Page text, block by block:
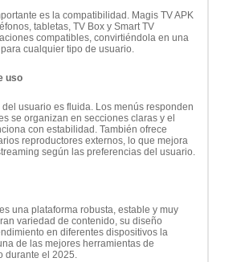
es la compatibilidad. Magis TV APK
tabletas, TV Box y Smart TV
compatibles, convirtiéndola en una
cualquier tipo de usuario.
uso
usuario es fluida. Los menús responden
se organizan en secciones claras y el
con estabilidad. También ofrece
reproductores externos, lo que mejora
según las preferencias del usuario.
una plataforma robusta, estable y muy
variedad de contenido, su diseño
en diferentes dispositivos la
de las mejores herramientas de
durante el 2025.